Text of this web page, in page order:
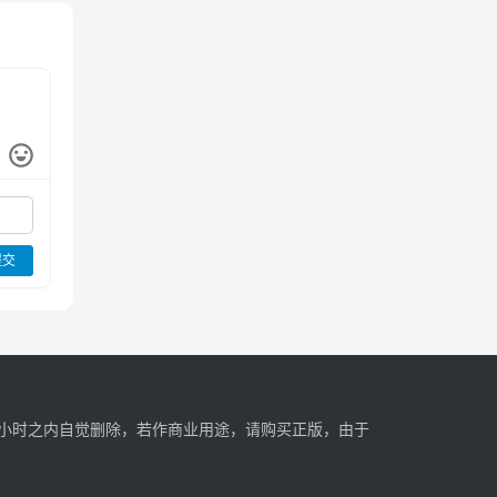
时之内自觉删除，若作商业用途，请购买正版，由于